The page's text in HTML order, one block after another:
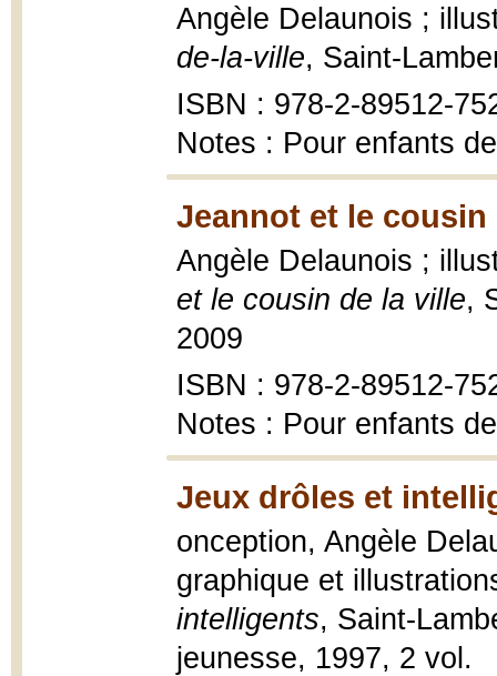
Angèle Delaunois ;
de-la-ville, Saint-
ISBN : 978-2-89512-
Notes : Pour enfants
Jeannot et le cousin
Angèle Delaunois ;
et le cousin de la ville,
2009
ISBN : 978-2-89512-
Notes : Pour enfants
Jeux drôles et
onception, Angèle
graphique et
intelligents, Saint-
jeunesse, 1997, 2 vol.